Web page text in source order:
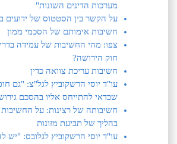
מערכות הדינים השונות"
על הקשר בין הסטטוס של ידועים
חשיבות אימותם של הסכמי ממון
צפו: מהי החשיבות של עמידה
חוק הירושה?
חשיבות עריכת צוואה כדין
עו"ד יוסי הרשקוביץ לגל"צ: "גם
שכדאי להתייחס אליו בהסכם
חשיבותה של רצינות: על החשיבות
בהליך של תביעת מזונות
עו"ד יוסי הרשקוביץ לגלובס: "יש